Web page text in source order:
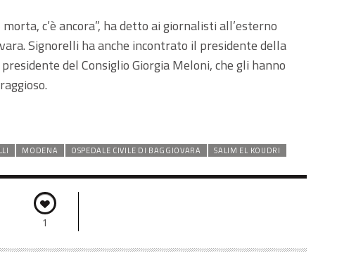
c’è ancora”, ha detto ai giornalisti all’esterno
Signorelli ha anche incontrato il presidente della
del Consiglio Giorgia Meloni, che gli hanno
MODENA OSPEDALE CIVILE DI BAGGIOVARA SALIM EL KOUDRI
1